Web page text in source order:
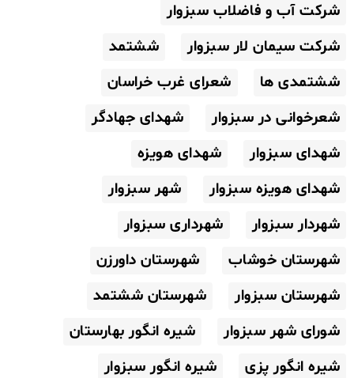
شرکت آب و فاضلاب سبزوار
شرکت سیمان لار سبزوار
ششتمد
ششتمدی ها
شعرای غرب خراسان
شعرخوانی در سبزوار
شهدای جهادگر
شهدای سبزوار
شهدای هویزه
شهدای هویزه سبزوار
شهر سبزوار
شهردار سبزوار
شهرداری سبزوار
شهرستان خوشاب
شهرستان داورزن
شهرستان سبزوار
شهرستان ششتمد
شورای شهر سبزوار
شیره انگور بهارستان
شیره انگور پزی
شیره انگور سبزوار